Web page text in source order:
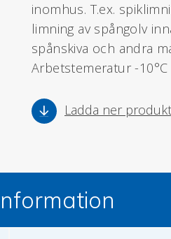
inomhus. T.ex.
limning av spångolv
spånskiva och andra
Arbetstemeratur -10°C
Ladda ner